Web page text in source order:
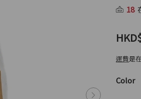
18
運費是
Color